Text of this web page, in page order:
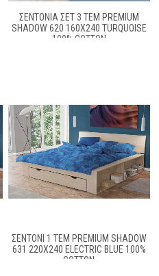
ΣΕΝΤΌΝΙΑ ΣΕΤ 3 ΤΕΜ PREMIUM
SHADOW 620 160X240 TURQUOISE
100% COTTON
ΣΕΝΤΌΝΙ 1 ΤΕΜ PREMIUM SHADOW
631 220X240 ELECTRIC BLUE 100%
COTTON